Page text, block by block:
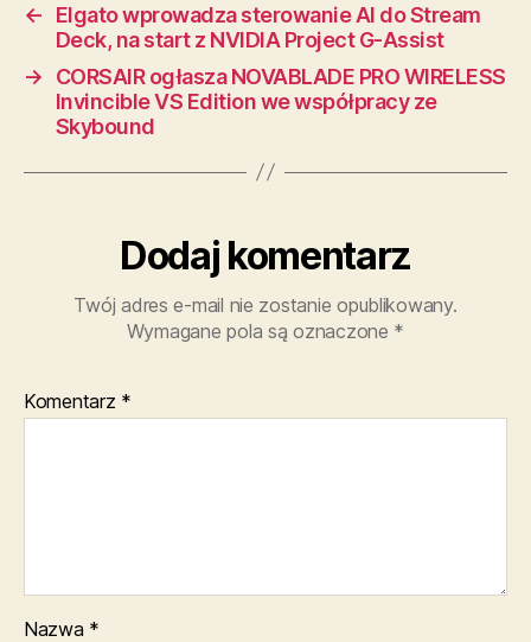
←
Elgato wprowadza sterowanie AI do Stream
Deck, na start z NVIDIA Project G-Assist
→
CORSAIR ogłasza NOVABLADE PRO WIRELESS
Invincible VS Edition we współpracy ze
Skybound
Dodaj komentarz
Twój adres e-mail nie zostanie opublikowany.
Wymagane pola są oznaczone *
Komentarz *
Nazwa *